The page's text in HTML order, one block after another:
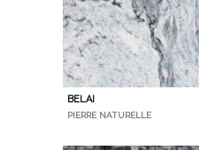
BELAI
PIERRE NATURELLE